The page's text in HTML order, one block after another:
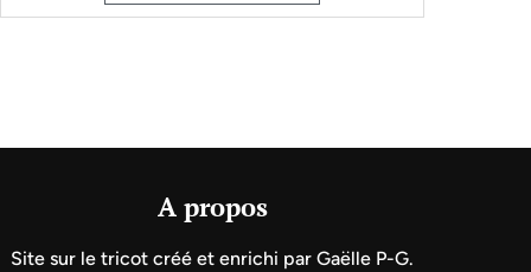
A propos
Site sur le tricot créé et enrichi par Gaëlle P-G.